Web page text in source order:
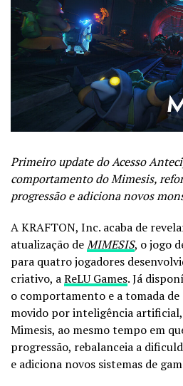
Primeiro update do Acesso
comportamento do Mimesis,
progressão e adiciona novos
A KRAFTON, Inc. acaba de
atualização deMIMESIS, o jogo
para quatro jogadores
criativo, aReLU Games. Já
o comportamento e a tomada
movido por inteligência
Mimesis, ao mesmo tempo em
progressão, rebalanceia a
e adiciona novos sistemas de